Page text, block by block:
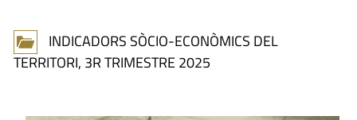
INDICADORS SÒCIO-ECONÒMICS DEL
TERRITORI, 3R TRIMESTRE 2025